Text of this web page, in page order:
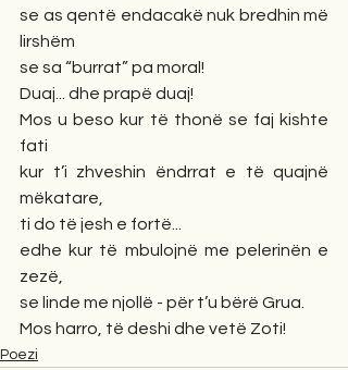
se as qentë endacakë nuk bredhin më
lirshëm
se sa “burrat” pa moral!
Duaj... dhe prapë duaj!
Mos u beso kur të thonë se faj kishte
fati
kur t’i zhveshin ëndrrat e të quajnë
mëkatare,
ti do të jesh e fortë...
edhe kur të mbulojnë me pelerinën e
zezë,
se linde me njollë - për t’u bërë Grua.
Mos harro, të deshi dhe vetë Zoti!
Poezi